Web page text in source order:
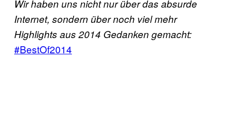
Wir haben uns nicht nur über das absurde
Internet, sondern über noch viel mehr
Highlights aus 2014 Gedanken gemacht:
#BestOf2014